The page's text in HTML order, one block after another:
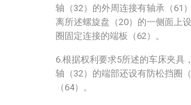
轴（32）的外周连接有轴承（61
离所述螺旋盘（20）的一侧面上
圈固定连接的端板（62）。
6.根据权利要求5所述的车床夹具
轴（32）的端部还设有防松挡圈
（64）。